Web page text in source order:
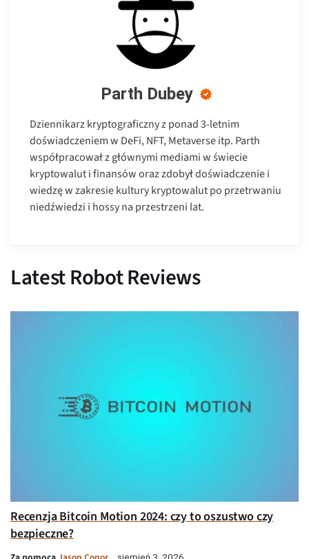
Parth Dubey
Dziennikarz kryptograficzny z ponad 3-letnim
doświadczeniem w DeFi, NFT, Metaverse itp. Parth
współpracował z głównymi mediami w świecie
kryptowalut i finansów oraz zdobył doświadczenie i
wiedzę w zakresie kultury kryptowalut po przetrwaniu
niedźwiedzi i hossy na przestrzeni lat.
Latest Robot Reviews
Recenzja Bitcoin Motion 2024: czy to oszustwo czy
bezpieczne?